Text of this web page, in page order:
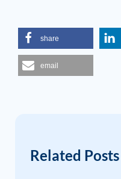
share
email
Related Posts